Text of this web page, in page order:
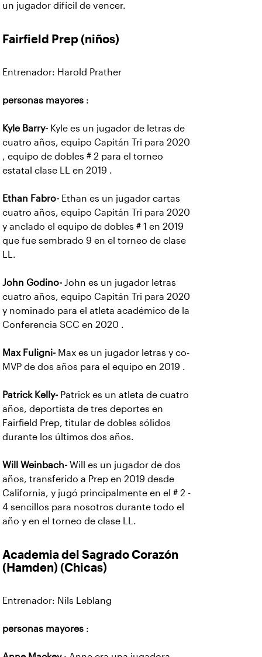
un jugador difícil de vencer.
Fairfield Prep (niños)
Entrenador: Harold Prather
personas mayores :
Kyle Barry- Kyle es un jugador de letras de
cuatro años, equipo Capitán Tri para 2020
, equipo de dobles # 2 para el torneo
estatal clase LL en 2019 .
Ethan Fabro- Ethan es un jugador cartas
cuatro años, equipo Capitán Tri para 2020
y anclado el equipo de dobles # 1 en 2019
que fue sembrado 9 en el torneo de clase
LL.
John Godino- John es un jugador letras
cuatro años, equipo Capitán Tri para 2020
y nominado para el atleta académico de la
Conferencia SCC en 2020 .
Max Fuligni- Max es un jugador letras y co-
MVP de dos años para el equipo en 2019 .
Patrick Kelly- Patrick es un atleta de cuatro
años, deportista de tres deportes en
Fairfield Prep, titular de dobles sólidos
durante los últimos dos años.
Will Weinbach- Will es un jugador de dos
años, transferido a Prep en 2019 desde
California, y jugó principalmente en el # 2 -
4 sencillos para nosotros durante todo el
año y en el torneo de clase LL.
Academia del Sagrado Corazón
(Hamden) (Chicas)
Entrenador: Nils Leblang
personas mayores :